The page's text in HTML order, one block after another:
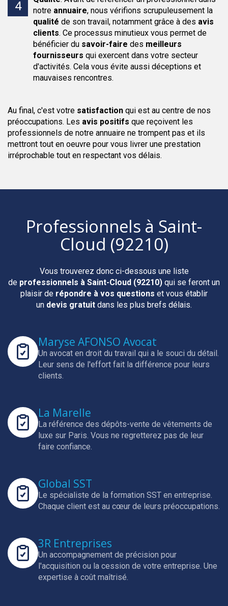
notre annuaire, nous vérifions scrupuleusement la
qualité de son travail, notamment grâce à des avis
clients. Ce processus minutieux vous permet de
bénéficier du savoir-faire des meilleurs
fournisseurs qui exercent dans votre secteur
d'activités. Cela vous évite aussi déceptions et
mauvaises rencontres.
Au final, c'est votre satisfaction qui est au centre de nos
préoccupations. Les avis positifs que reçoivent les
professionnels de notre annuaire ne trompent pas et ils
mettront tout en oeuvre pour vous livrer une prestation
irréprochable tout en respectant vos délais.
Professionnels à Saint-
Cloud (92210)
Vous trouverez donc ci-dessous une liste
de professionnels à Saint-Cloud (92210) qui se feront un
plaisir de répondre à vos questions et vous établir
un devis gratuit dans les plus brefs délais.
Maryse AFONSO Avocat
Un avocat en droit du travail qui a le souci du détail.
Leur sens de l'effort fait la différence pour leurs
clients.
La Marelle
La référence des dépôts-vente de vêtements de
luxe sur Paris. Vous ne regretterez pas de leur
faire confiance.
Global SST
Le spécialiste de la formation SST en entreprise.
Chaque client est au cœur de leurs préoccupations.
3R Entreprises
Un accompagnement de précision pour
l'acquisition ou la cession de votre entreprise. Une
expertise à coût maîtrisé.